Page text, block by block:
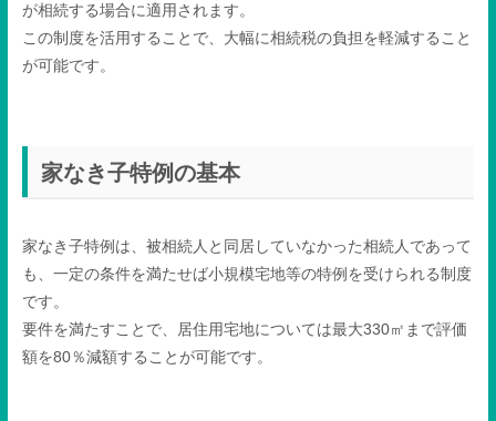
が相続する場合に適用されます。
この制度を活用することで、大幅に相続税の負担を軽減すること
が可能です。
家なき子特例の基本
家なき子特例は、被相続人と同居していなかった相続人であって
も、一定の条件を満たせば小規模宅地等の特例を受けられる制度
です。
要件を満たすことで、居住用宅地については最大330㎡まで評価
額を80％減額することが可能です。